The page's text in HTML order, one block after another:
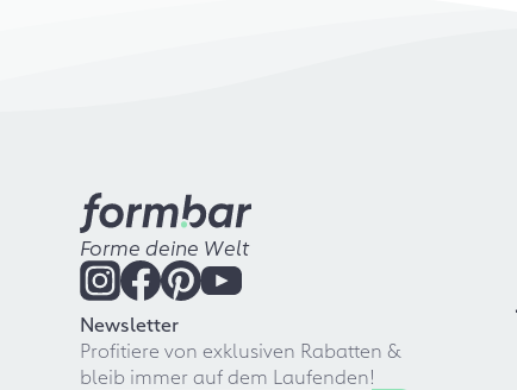
Forme deine Welt
Newsletter
Profitiere von exklusiven Rabatten &
bleib immer auf dem Laufenden!